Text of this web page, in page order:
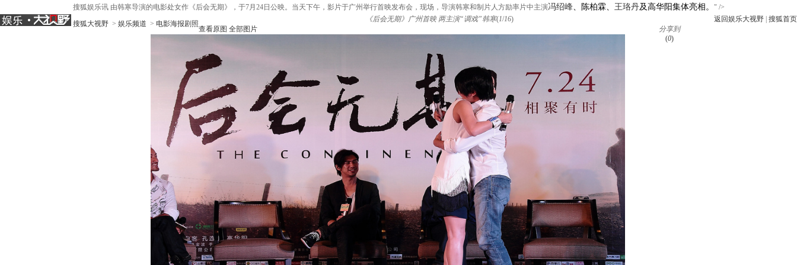
搜狐娱乐讯 由韩寒导演的电影处女作《后会无期》，于7月24日公映。当天下午，影片于广州举行首映发布会，现场，导演韩寒和制片人方励率片中主演冯绍峰、陈柏霖、 王珞丹及高华阳集体亮相。 " />
搜狐大视野 > 娱乐频道 > 电影海报剧照
返回娱乐大视野 搜狐首页
《后会无期》广州首映 两主演“调戏”韩寒(1/16)
查看原图 全部图片
分享到
(0)